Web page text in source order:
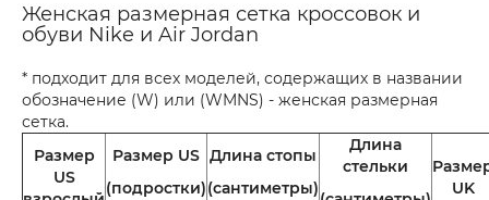
Женская размерная сетка кроссовок и
обуви Nike и Air Jordan
* подходит для всех моделей, содержащих в названии
обозначение (W) или (WMNS) - женская размерная
сетка.
Размер
US
Размер US
(подростки)
Длина стопы
(сантиметры)
Длина
стельки
UK